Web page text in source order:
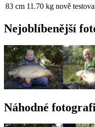
83 cm 11.70 kg nově
Nejoblíbenější
Náhodné